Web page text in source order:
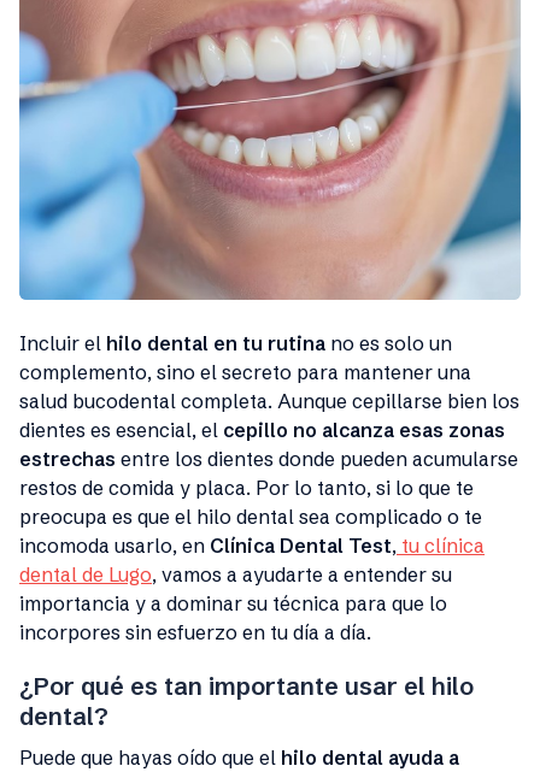
Incluir el hilo dental en tu rutina no es solo un
complemento, sino el secreto para mantener una
salud bucodental completa. Aunque cepillarse bien los
dientes es esencial, el cepillo no alcanza esas zonas
estrechas entre los dientes donde pueden acumularse
restos de comida y placa. Por lo tanto, si lo que te
preocupa es que el hilo dental sea complicado o te
incomoda usarlo, en Clínica Dental Test, tu clínica
dental de Lugo, vamos a ayudarte a entender su
importancia y a dominar su técnica para que lo
incorpores sin esfuerzo en tu día a día.
¿Por qué es tan importante usar el hilo
dental?
Puede que hayas oído que el hilo dental ayuda a